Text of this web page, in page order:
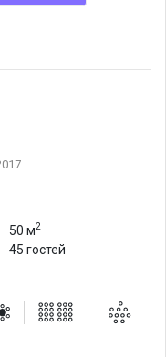
50 м2
45 гостей